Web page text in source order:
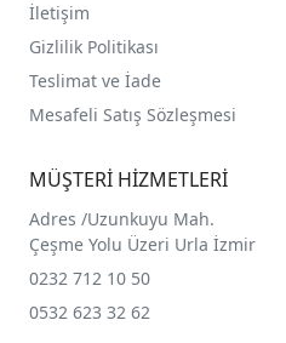
İletişim
Gizlilik Politikası
Teslimat ve İade
Mesafeli Satış Sözleşmesi
MÜŞTERİ HİZMETLERİ
Adres /Uzunkuyu Mah.
Çeşme Yolu Üzeri Urla İzmir
0232 712 10 50
0532 623 32 62